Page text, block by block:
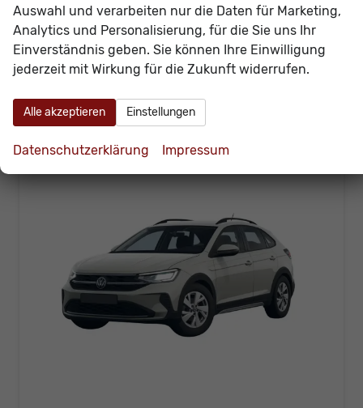
23.840,– €
incl. 19% MwSt.
Details
Verbrauch kombiniert:5,70 l/100km
CO -Emissionen:130,00 g/km
Auswahl und verarbeiten nur die Daten für Marketing,
Analytics und Personalisierung, für die Sie uns Ihr
Einverständnis geben. Sie können Ihre Einwilligung
jederzeit mit Wirkung für die Zukunft widerrufen.
Alle akzeptieren Einstellungen
Datenschutzerklärung Impressum